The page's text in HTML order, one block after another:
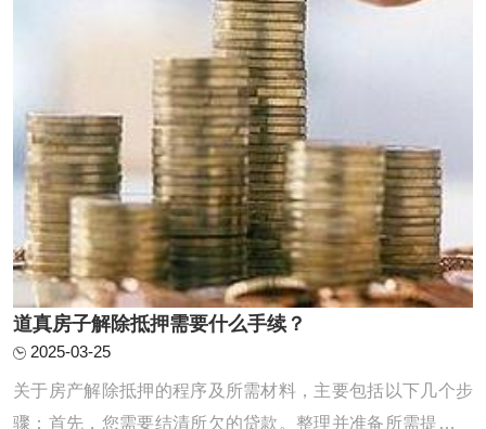
道真房子解除抵押需要什么手续？
2025-03-25
关于房产解除抵押的程序及所需材料，主要包括以下几个步
骤：首先，您需要结清所欠的贷款。整理并准备所需提交的